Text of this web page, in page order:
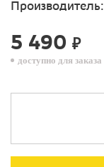
Производитель:
5 490 ₽
доступно для заказа